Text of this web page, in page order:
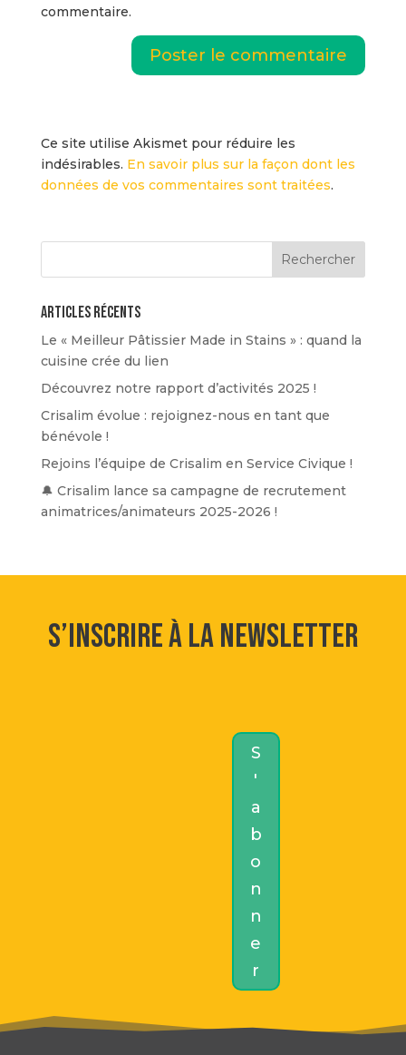
commentaire.
Ce site utilise Akismet pour réduire les
indésirables. En savoir plus sur la façon dont les
données de vos commentaires sont traitées.
Articles récents
Le « Meilleur Pâtissier Made in Stains » : quand la
cuisine crée du lien
Découvrez notre rapport d’activités 2025 !
Crisalim évolue : rejoignez-nous en tant que
bénévole !
Rejoins l’équipe de Crisalim en Service Civique !
🔔 Crisalim lance sa campagne de recrutement
animatrices/animateurs 2025-2026 !
S’inscrire à la newsletter
S
'
a
b
o
n
n
e
r